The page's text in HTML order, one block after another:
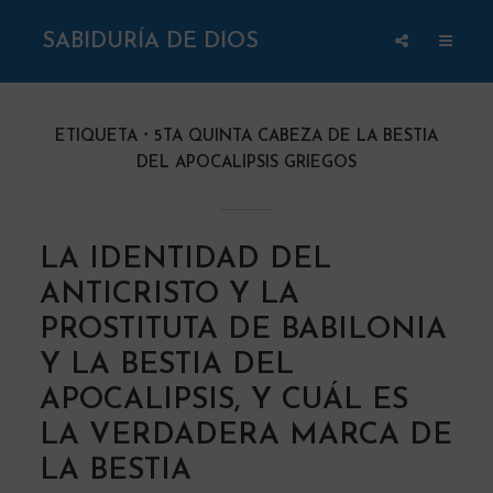
SABIDURÍA DE DIOS
ETIQUETA
5TA QUINTA CABEZA DE LA BESTIA
DEL APOCALIPSIS GRIEGOS
LA IDENTIDAD DEL
ANTICRISTO Y LA
PROSTITUTA DE BABILONIA
Y LA BESTIA DEL
APOCALIPSIS, Y CUÁL ES
LA VERDADERA MARCA DE
LA BESTIA